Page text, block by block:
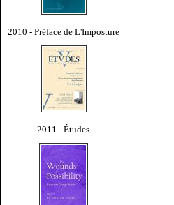
2010 - Préface de L'Imposture
2011 - Études